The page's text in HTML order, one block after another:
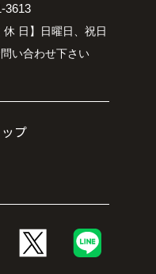
3613
休 日】日曜日、祝日
い合わせ下さい